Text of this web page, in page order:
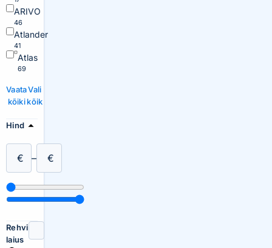
ARIVO
46
Atlander
41
Atlas
69
Vaata
kõiki
Vali
kõik
Hind
€ – €
Rehvi
laius